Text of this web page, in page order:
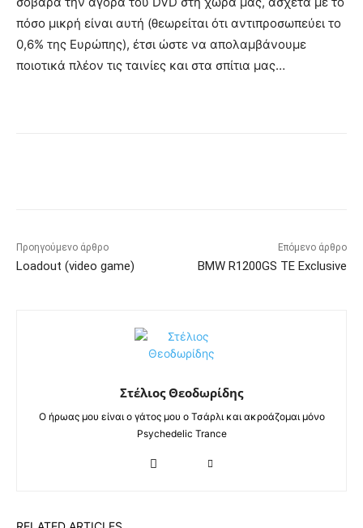
πόσο μικρή είναι αυτή (θεωρείται ότι αντιπροσωπεύει το
0,6% της Ευρώπης), έτσι ώστε να απολαμβάνουμε
ποιοτικά πλέον τις ταινίες και στα σπίτια μας…
Προηγούμενο άρθρο
Loadout (video game)
Επόμενο άρθρο
BMW R1200GS TE Exclusive
Στέλιος Θεοδωρίδης
Ο ήρωας μου είναι ο γάτος μου ο Τσάρλι και ακροάζομαι μόνο
Psychedelic Trance